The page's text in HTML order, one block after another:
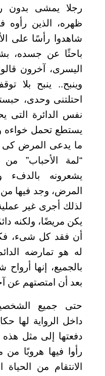
رجلا يمشى بدون
ظهره، الذين رأوه
شاهدوا رأسًا على
باحثًا عن جسده،
اليسرى، آخرون
وينبح.. ينبح بلا
احتلتنى وحدى،
نفس الدائرة التى
يستطع تحمل خواءه
ما يدعى المرض كى
“لمة الأحباب”
يشعرونه بالدفء
المرض، وجد فيها
لذلك أجرى غير
يكن مريضًا، ولكنه
أن فقد كل شىء،
له هو تمارضه
بالجميع، إنها أرواح
بعد أن امتصتهم عن
حتى جميع
داخل الرواية لها
دفعتها إلى مثل هذه
رأوا فيها هروبًا
الانتقام من